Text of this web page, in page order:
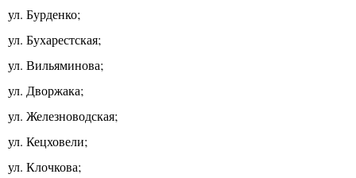
ул. Бурденко;
ул. Бухарестская;
ул. Вильяминова;
ул. Дворжака;
ул. Железноводская;
ул. Кецховели;
ул. Клочкова;